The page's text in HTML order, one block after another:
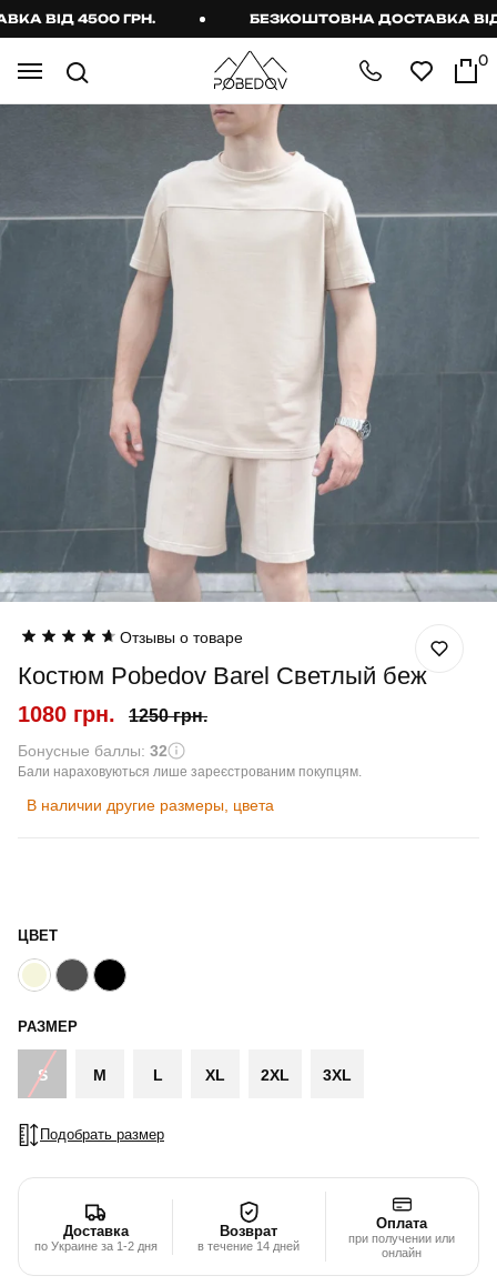
ВІД 4500 ГРН. БЕЗКОШТОВНА ДОСТАВКА ВІД
0
Отзывы о товаре
Костюм Pobedov Barel Светлый беж
1080 грн. 1250 грн.
Бонусные баллы: 32
Бали нараховуються лише зареєстрованим покупцям.
В наличии другие размеры, цвета
ЦВЕТ
РАЗМЕР
S M L XL 2XL 3XL
Подобрать размер
Доставка
по Украине за 1-2 дня
Возврат
в течение 14 дней
Оплата
при получении или
онлайн